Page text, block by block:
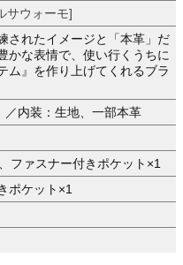
サウォーモ]
されたイメージと「本革」だ
かな表情で、使い行くうちに
ム』を作り上げてくれるブラ
内装：生地、一部本革
ファスナー付きポケット×1
ポケット×1